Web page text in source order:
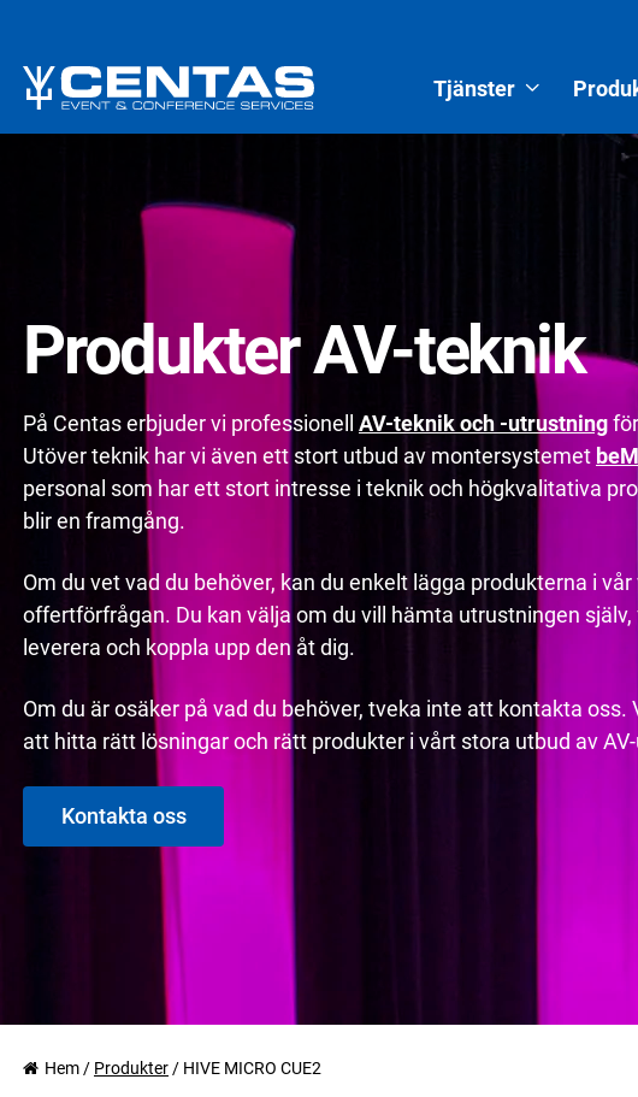
Tjänster
Produkter AV-teknik
På Centas erbjuder vi professionell AV-teknik och -utrustning
Utöver teknik har vi även ett stort utbud av montersystemet
personal som har ett stort intresse i teknik och högkvalitativa
blir en framgång.
Om du vet vad du behöver, kan du enkelt lägga produkterna i
offertförfrågan. Du kan välja om du vill hämta utrustningen
leverera och koppla upp den åt dig.
Om du är osäker på vad du behöver, tveka inte att kontakta
att hitta rätt lösningar och rätt produkter i vårt stora utbud av
Kontakta oss
Hem / Produkter / HIVE MICRO CUE2